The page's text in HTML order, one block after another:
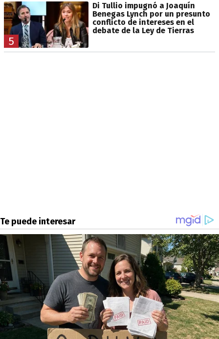
5
Di Tullio impugnó a Joaquín
Benegas Lynch por un presunto
conflicto de intereses en el
debate de la Ley de Tierras